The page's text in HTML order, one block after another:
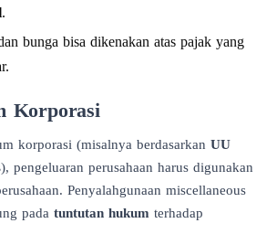
.
bunga bisa dikenakan atas pajak yang
Korporasi
korporasi (misalnya berdasarkan UU
), pengeluaran perusahaan harus digunakan
Penyalahgunaan miscellaneous
pada tuntutan hukum terhadap